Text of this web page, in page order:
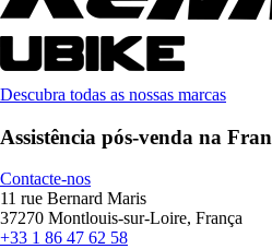
Descubra todas as nossas marcas
Assistência pós-venda na
Contacte-nos
11 rue Bernard Maris
37270 Montlouis-sur-Loire, França
+33 1 86 47 62 58